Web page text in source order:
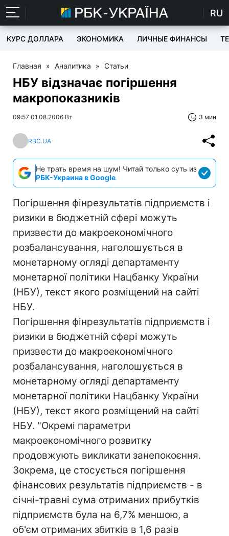
RU
КУРС ДОЛЛАРА ЭКОНОМИКА ЛИЧНЫЕ ФИНАНСЫ
Главная » Аналитика » Статьи
НБУ відзначає погіршення
макропоказників
09:57 01.08.2006 Вт 3 мин
RBC.UA
Не трать время на шум! Читай только суть из
РБК-Украина в Google
Погіршення фінрезультатів підприємств і
ризики в бюджетній сфері можуть
призвести до макроекономічного
розбалансування, наголошується в
монетарному огляді департаменту
монетарної політики Нацбанку України
(НБУ), текст якого розміщений на сайті
НБУ.
Погіршення фінрезультатів підприємств і
ризики в бюджетній сфері можуть
призвести до макроекономічного
розбалансування, наголошується в
монетарному огляді департаменту
монетарної політики Нацбанку України
(НБУ), текст якого розміщений на сайті
НБУ. "Окремі параметри
макроекономічного розвитку
продовжують викликати занепокоєння.
Зокрема, це стосується погіршення
фінансових результатів підприємств - в
січні-травні сума отриманих прибутків
підприємств була на 6,7% меншою, а
об'єм отриманих збитків в 1,6 разів